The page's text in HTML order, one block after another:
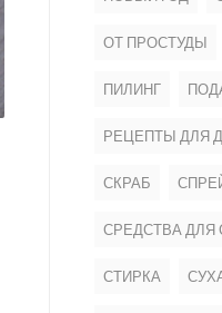
ОТ ПРОСТУДЫ
ПИЛИНГ
РЕЦЕПТЫ ДЛЯ
СКРАБ
СРЕДСТВА ДЛЯ
СТИРКА